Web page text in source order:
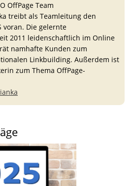
OffPage Team
treibt als Teamleitung den
voran. Die gelernte
2011 leidenschaftlich im Online
namhafte Kunden zum
Linkbuilding. Außerdem ist
zum Thema OffPage-